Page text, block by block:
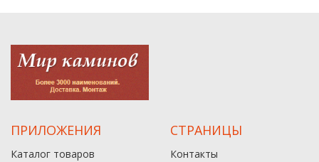
ПРИЛОЖЕНИЯ
Каталог товаров
СТРАНИЦЫ
Контакты